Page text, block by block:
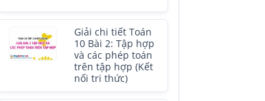
Giải chi tiết Toán
10 Bài 2: Tập hợp
và các phép toán
trên tập hợp (Kết
nối tri thức)